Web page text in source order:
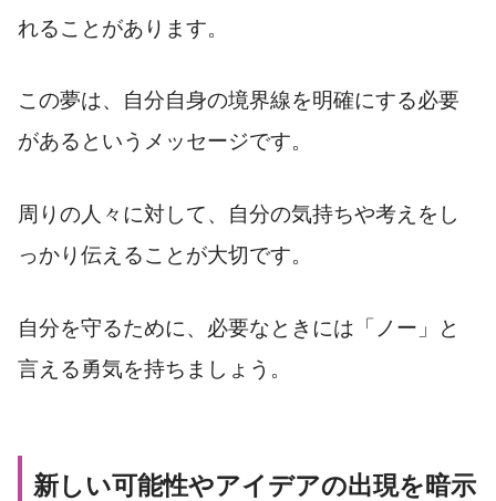
れることがあります。
この夢は、自分自身の境界線を明確にする必要
があるというメッセージです。
周りの人々に対して、自分の気持ちや考えをし
っかり伝えることが大切です。
自分を守るために、必要なときには「ノー」と
言える勇気を持ちましょう。
新しい可能性やアイデアの出現を暗示